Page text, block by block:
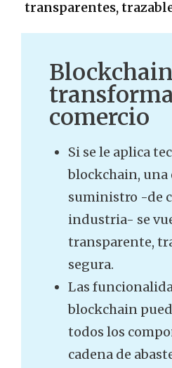
transparentes,
comercio
Si se le aplica
blockchain, una
suministro -de
industria- se
transparente,
segura.
Las
blockchain
todos los
cadena de